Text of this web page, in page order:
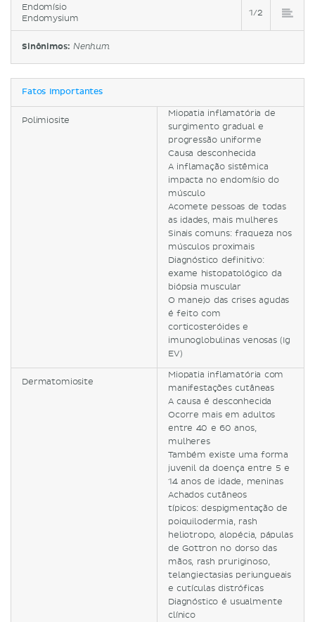
Endomísio
Endomysium
1/2
Sinônimos: Nenhum
Fatos Importantes
Polimiosite
Miopatia inflamatória de
surgimento gradual e
progressão uniforme
Causa desconhecida
A inflamação sistêmica
impacta no endomísio do
músculo
Acomete pessoas de todas
as idades, mais mulheres
Sinais comuns: fraqueza nos
músculos proximais
Diagnóstico definitivo:
exame histopatológico da
biópsia muscular
O manejo das crises agudas
é feito com
corticosteróides e
imunoglobulinas venosas (Ig
EV)
Dermatomiosite
Miopatia inflamatória com
manifestações cutâneas
A causa é desconhecida
Ocorre mais em adultos
entre 40 e 60 anos,
mulheres
Também existe uma forma
juvenil da doença entre 5 e
14 anos de idade, meninas
Achados cutâneos
típicos: despigmentação de
poiquilodermia, rash
heliotropo, alopécia, pápulas
de Gottron no dorso das
mãos, rash pruriginoso,
telangiectasias periungueais
e cutículas distróficas
Diagnóstico é usualmente
clínico